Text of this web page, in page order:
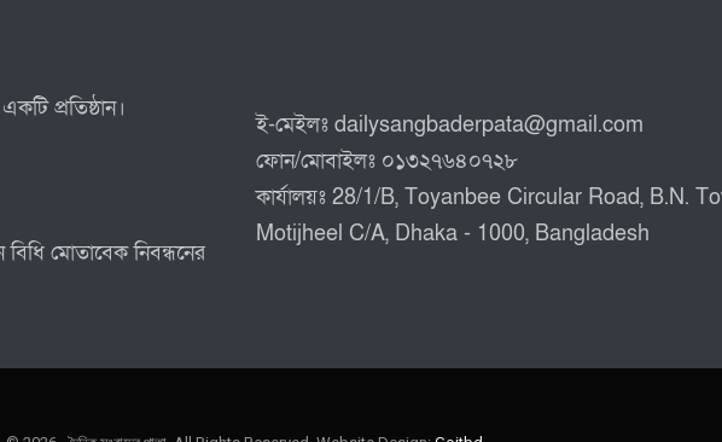
প্রতিষ্ঠান।
বিধি মোতাবেক নিবন্ধনের
ই-মেইলঃ dailysangbaderpata@gmail.com
ফোন/মোবাইলঃ ০১৩২৭৬৪০৭২৮
কার্যালয়ঃ 28/1/B, Toyanbee Circular Road, B.N.
Motijheel C/A, Dhaka - 1000, Bangladesh